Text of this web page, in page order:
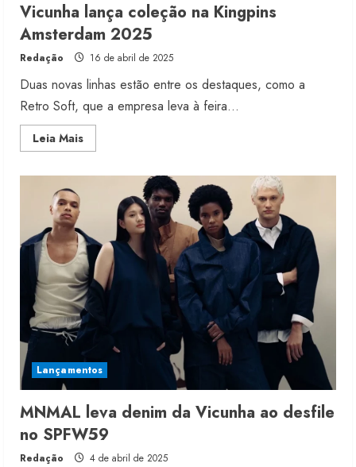
Vicunha lança coleção na Kingpins
Amsterdam 2025
Redação 16 de abril de 2025
Duas novas linhas estão entre os destaques, como a
Retro Soft, que a empresa leva à feira...
Leia MaisRead
more
Kingpins
Amsterdam
2025
Lançamentos
MNMAL leva denim da Vicunha ao desfile
no SPFW59
Redação 4 de abril de 2025